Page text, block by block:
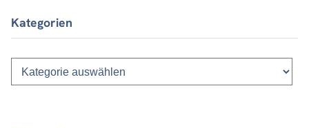
Kategorien
Kategorien